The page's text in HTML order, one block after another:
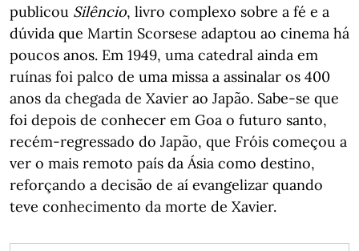
publicou Silêncio, livro complexo sobre a fé e a
dúvida que Martin Scorsese adaptou ao cinema há
poucos anos. Em 1949, uma catedral ainda em
ruínas foi palco de uma missa a assinalar os 400
anos da chegada de Xavier ao Japão. Sabe-se que
foi depois de conhecer em Goa o futuro santo,
recém-regressado do Japão, que Fróis começou a
ver o mais remoto país da Ásia como destino,
reforçando a decisão de aí evangelizar quando
teve conhecimento da morte de Xavier.